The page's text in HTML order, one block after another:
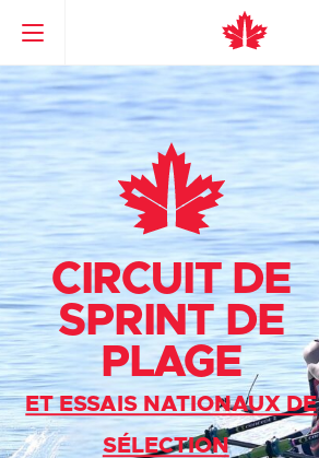
CIRCUIT DE
SPRINT DE
PLAGE
ET ESSAIS NATIONAUX DE
SÉLECTION